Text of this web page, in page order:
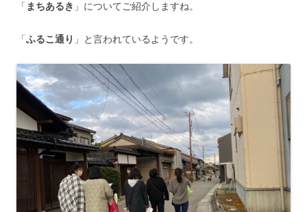
「 まちあるき 」についてご紹介しますね。
「ふるこ通り 」と言われているようです。